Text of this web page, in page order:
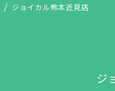
ジョイカル熊本近見店
ジ